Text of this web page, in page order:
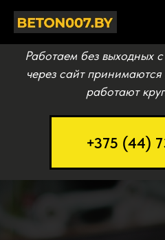
Работаем без выходных
через сайт
работают
+375 (44)